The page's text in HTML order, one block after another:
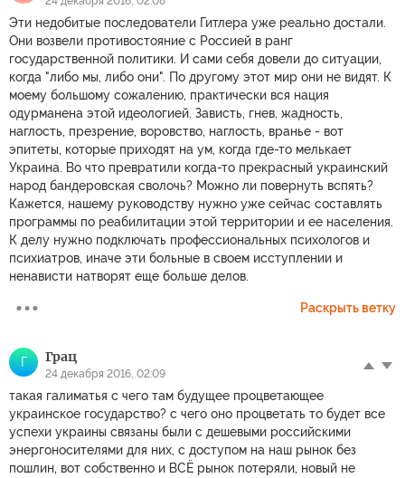
Эти недобитые последователи Гитлера уже реально достали.
Они возвели противостояние с Россией в ранг
государственной политики. И сами себя довели до ситуации,
когда "либо мы, либо они". По другому этот мир они не видят. К
моему большому сожалению, практически вся нация
одурманена этой идеологией. Зависть, гнев, жадность,
наглость, презрение, воровство, наглость, вранье - вот
эпитеты, которые приходят на ум, когда где-то мелькает
Украина. Во что превратили когда-то прекрасный украинский
народ бандеровская сволочь? Можно ли повернуть вспять?
Кажется, нашему руководству нужно уже сейчас составлять
программы по реабилитации этой территории и ее населения.
К делу нужно подключать профессиональных психологов и
психиатров, иначе эти больные в своем исступлении и
ненависти натворят еще больше делов.
Раскрыть ветку
Г Грац
24 декабря 2016, 02:09
такая галиматья с чего там будущее процветающее
украинское государство? с чего оно процветать то будет все
успехи украины связаны были с дешевыми российскими
энергоносителями для них, с доступом на наш рынок без
пошлин, вот собственно и ВСЁ рынок потеряли, новый не